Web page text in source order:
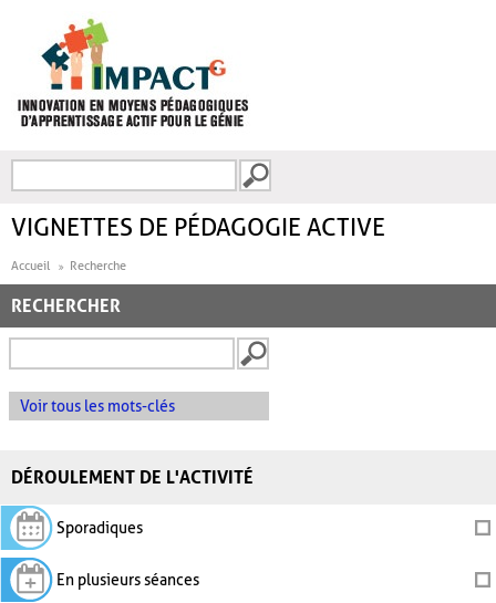
FORMULAIRE DE
VIGNETTES DE PÉDAGOGIE ACTIVE
Accueil Recherche
RECHERCHER
Voir tous les mots-clés
DÉROULEMENT DE L'ACTIVITÉ
Sporadiques
En plusieurs séances